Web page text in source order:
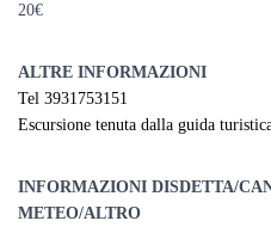
20€
ALTRE INFORMAZIONI
Tel 3931753151
Escursione tenuta dalla guida
INFORMAZIONI DISDETTA/
METEO/ALTRO